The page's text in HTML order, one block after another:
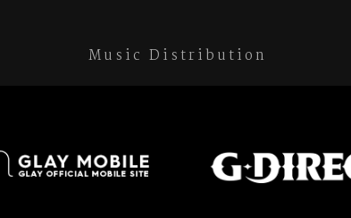
Music Distribution